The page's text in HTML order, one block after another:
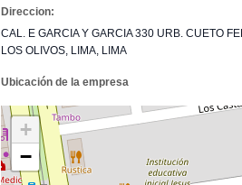
Direccion:
CAL. E GARCIA Y GARCIA 330 URB. CUETO
LOS OLIVOS, LIMA, LIMA
Ubicación de la empresa
+
−